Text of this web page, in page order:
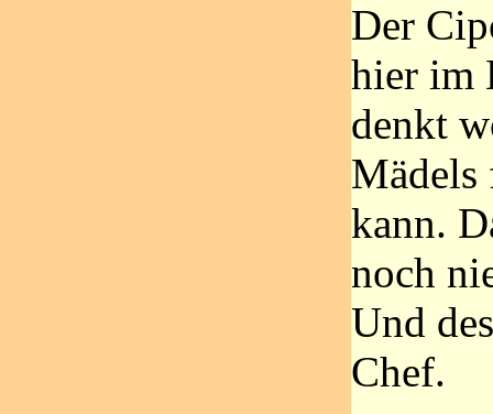
Der
hier im
denkt
Mädels
kann.
noch
Und
Chef.